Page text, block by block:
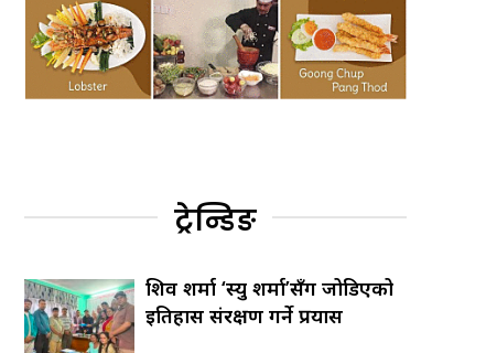
ट्रेन्डिङ
शिव शर्मा ‘स्यु शर्मा’सँग जोडिएको
इतिहास संरक्षण गर्ने प्रयास